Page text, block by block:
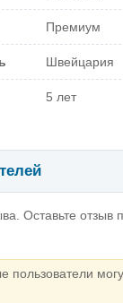
Премиум
Швейцария
5 лет
Оставьте отзыв
пользователи